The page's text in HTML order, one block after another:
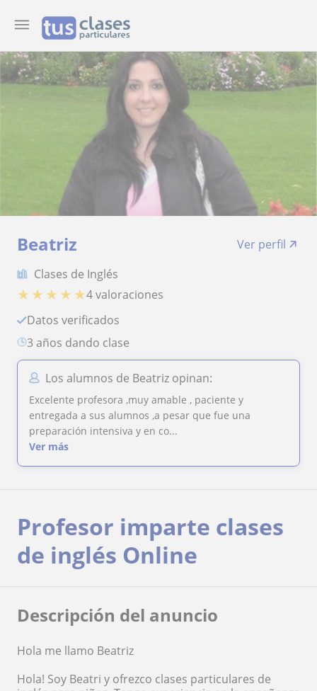
Beatriz
Ver perfil
Clases de Inglés
★ ★ ★ ★ ★4 valoraciones
Datos verificados
3 años dando clase
Los alumnos de Beatriz opinan:
Excelente profesora ,muy amable , paciente y
entregada a sus alumnos ,a pesar que fue una
preparación intensiva y en co...
Ver más
Profesor imparte clases
de inglés Online
Descripción del anuncio
Hola me llamo Beatriz
Hola! Soy Beatri y ofrezco clases particulares de